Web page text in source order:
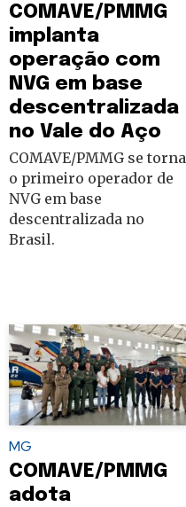
COMAVE/PMMG
implanta
operação com
NVG em base
descentralizada
no Vale do Aço
COMAVE/PMMG se torna
o primeiro operador de
NVG em base
descentralizada no
Brasil.
MG
COMAVE/PMMG
adota